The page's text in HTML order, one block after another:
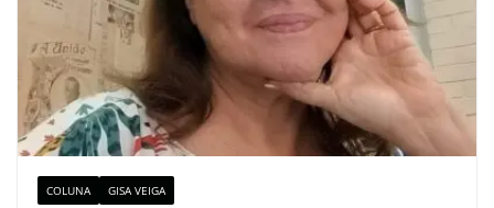
COLUNA GISA VEIGA